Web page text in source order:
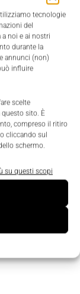
tecnologie
del
noi e ai nostri
durante la
annunci (non)
influire
scelte
questo sito. È
compreso il ritiro
cliccando sul
schermo.
su questi scopi
rivolti
anche
mercato”,
. “Ed ecco
di
e quelli